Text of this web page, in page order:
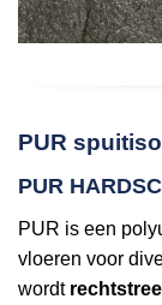
PUR
PUR
PUR is een
vloeren voor
wordt